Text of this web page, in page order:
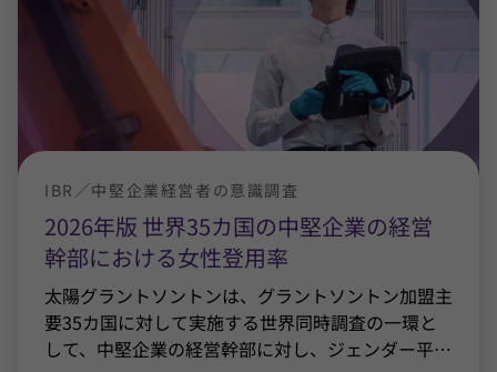
2026年版 世界35カ国の中堅企業の経営
幹部における女性登用率
IBR／中堅企業経営者の意識調査
太陽グラントソントンは、グラントソントン加盟主
要35カ国に対して実施する世界同時調査の一環と
して、中堅企業の経営幹部に対し、ジェンダー平…